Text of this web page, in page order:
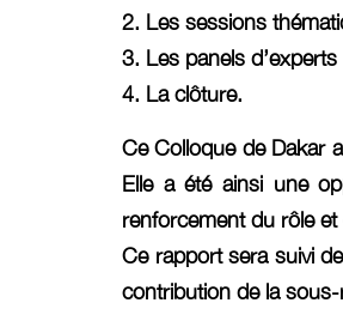
2. Les sessions
3. Les panels d’experts
4. La clôture.
Ce Colloque de Dakar
Elle a été ainsi une
renforcement du rôle
Ce rapport sera suivi
contribution de la sous-